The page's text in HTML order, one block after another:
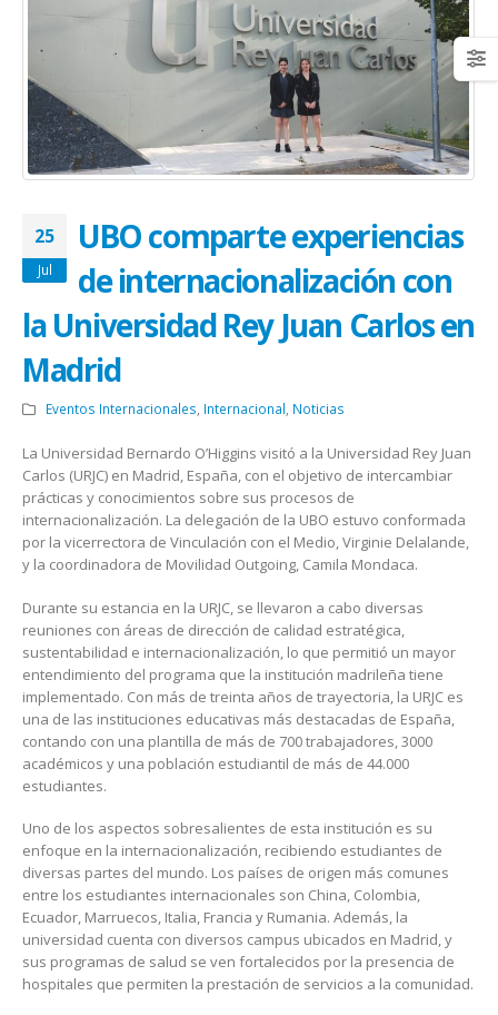
25
Jul
UBO comparte experiencias
de internacionalización con
la Universidad Rey Juan Carlos en
Madrid
Eventos Internacionales Internacional Noticias
La Universidad Bernardo O’Higgins visitó a la Universidad Rey Juan
Carlos (URJC) en Madrid, España, con el objetivo de intercambiar
prácticas y conocimientos sobre sus procesos de
internacionalización. La delegación de la UBO estuvo conformada
por la vicerrectora de Vinculación con el Medio, Virginie Delalande,
y la coordinadora de Movilidad Outgoing, Camila Mondaca.
Durante su estancia en la URJC, se llevaron a cabo diversas
reuniones con áreas de dirección de calidad estratégica,
sustentabilidad e internacionalización, lo que permitió un mayor
entendimiento del programa que la institución madrileña tiene
implementado. Con más de treinta años de trayectoria, la URJC es
una de las instituciones educativas más destacadas de España,
contando con una plantilla de más de 700 trabajadores, 3000
académicos y una población estudiantil de más de 44.000
estudiantes.
Uno de los aspectos sobresalientes de esta institución es su
enfoque en la internacionalización, recibiendo estudiantes de
diversas partes del mundo. Los países de origen más comunes
entre los estudiantes internacionales son China, Colombia,
Ecuador, Marruecos, Italia, Francia y Rumania. Además, la
universidad cuenta con diversos campus ubicados en Madrid, y
sus programas de salud se ven fortalecidos por la presencia de
hospitales que permiten la prestación de servicios a la comunidad.